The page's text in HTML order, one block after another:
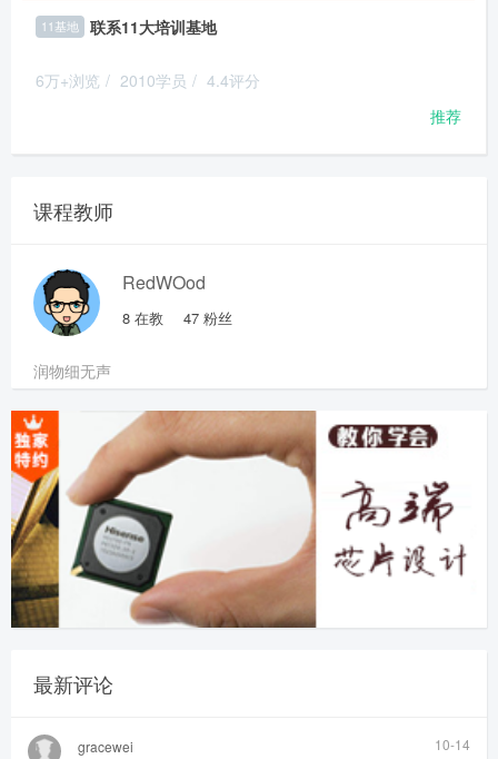
11基地 联系11大培训基地
6万+浏览 / 2010学员 / 4.4评分
推荐
课程教师
RedWOod
8 在教 47 粉丝
润物细无声
最新评论
gracewei 10-14